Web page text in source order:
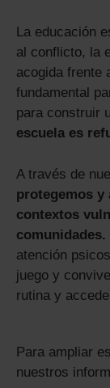
La educación
al conflicto, la
acogida frente
fundamental
para construir
escuela es
A través de
protegemos y
contextos
comunidades.
atención
juego y
rutina y
Para ampliar
nuestros